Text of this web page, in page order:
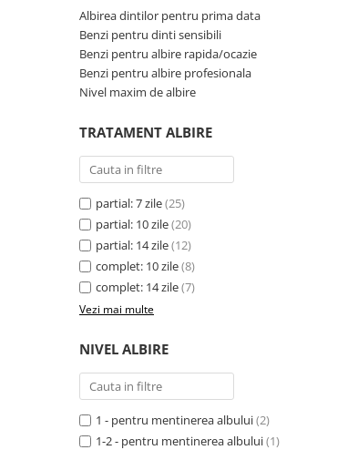
Albirea dintilor pentru prima data
Benzi pentru dinti sensibili
Benzi pentru albire rapida/ocazie
Benzi pentru albire profesionala
Nivel maxim de albire
TRATAMENT ALBIRE
partial: 7 zile(25)
partial: 10 zile(20)
partial: 14 zile(12)
complet: 10 zile(8)
complet: 14 zile(7)
Vezi mai multe
NIVEL ALBIRE
1 - pentru mentinerea albului(2)
1-2 - pentru mentinerea albului(1)